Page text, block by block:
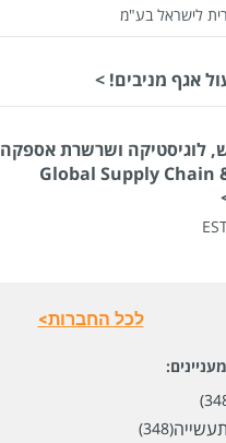
לישראל בע"מ
אגף מניבים! >
לוגיסטיקה ושרשרת אספקה
(Global Supply Chain
לכל החברות>
(348)